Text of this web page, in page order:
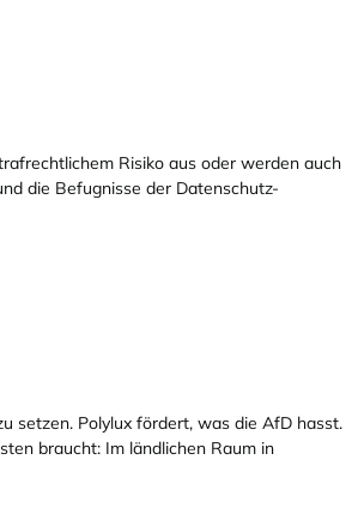
Risiko aus oder werden auch
die Befugnisse der Datenschutz-
setzen. Polylux fördert, was die AfD hasst.
braucht: Im ländlichen Raum in